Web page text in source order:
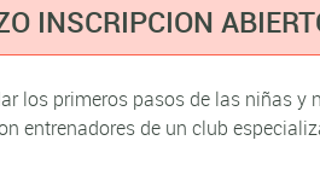
INSCRIPCION
los primeros pasos de las niñas y
entrenadores de un club